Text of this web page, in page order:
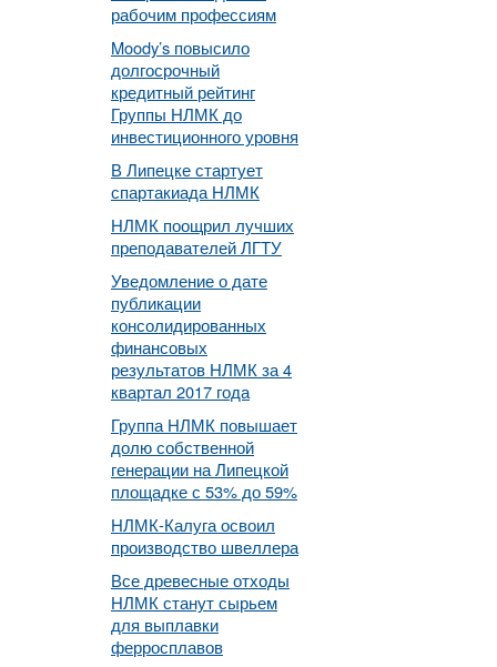
рабочим профессиям
Moody’s повысило
долгосрочный
кредитный рейтинг
Группы НЛМК до
инвестиционного уровня
В Липецке стартует
спартакиада НЛМК
НЛМК поощрил лучших
преподавателей ЛГТУ
Уведомление о дате
публикации
консолидированных
финансовых
результатов НЛМК за 4
квартал 2017 года
Группа НЛМК повышает
долю собственной
генерации на Липецкой
площадке с 53% до 59%
НЛМК-Калуга освоил
производство швеллера
Все древесные отходы
НЛМК станут сырьем
для выплавки
ферросплавов